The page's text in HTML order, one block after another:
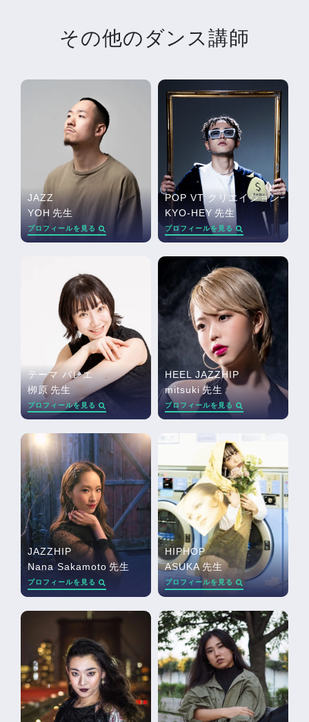
その他のダンス講師
JAZZ
YOH 先生
プロフィールを見る
POP VT クリエイション
KYO-HEY 先生
プロフィールを見る
テーマ バレエ
栁原先生
プロフィールを見る
HEEL JAZZHIP
mitsuki先生
プロフィールを見る
JAZZHIP
Nana Sakamoto 先生
プロフィールを見る
HIPHOP
ASUKA 先生
プロフィールを見る